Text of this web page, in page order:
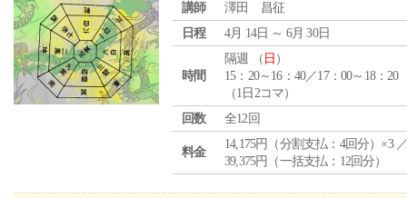
講師
澤田 昌征
日程
4月 14日 ～ 6月 30日
時間
隔週 （ 日 ）
15：20～16：40／17：00～18：20
（1日2コマ）
回数
全12回
料金
14,175円（分割支払：4回分）×3
39,375円（一括支払：12回分）